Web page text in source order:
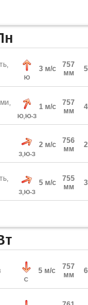
Ю
3 м/с
757
мм
Ю,Ю-З
1 м/с
757
мм
З,Ю-З
2 м/с
756
мм
З,Ю-З
5 м/с
755
мм
С
5 м/с
757
мм